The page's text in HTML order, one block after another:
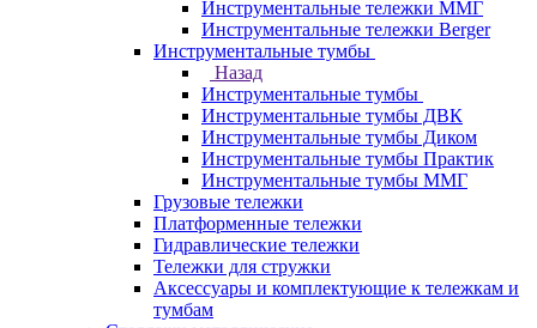
Инструментальные тележки ММГ
Инструментальные тележки Berger
Инструментальные тумбы
Назад
Инструментальные тумбы
Инструментальные тумбы ДВК
Инструментальные тумбы Диком
Инструментальные тумбы Практик
Инструментальные тумбы ММГ
Грузовые тележки
Платформенные тележки
Гидравлические тележки
Тележки для стружки
Аксесcуары и комплектующие к тележкам и
тумбам